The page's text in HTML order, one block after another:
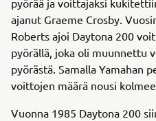
ajanut Graeme Crosby.
Roberts ajoi Daytona 200
pyörällä, joka oli muunnettu
pyörästä. Samalla Yamahan
voittojen määrä nousi
Vuonna 1985 Daytona 200